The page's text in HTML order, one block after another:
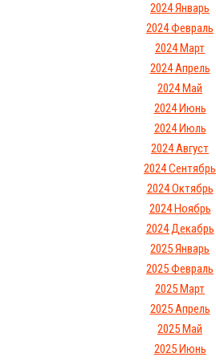
2024 Январь
2024 Февраль
2024 Март
2024 Апрель
2024 Май
2024 Июнь
2024 Июль
2024 Август
2024 Сентябрь
2024 Октябрь
2024 Ноябрь
2024 Декабрь
2025 Январь
2025 Февраль
2025 Март
2025 Апрель
2025 Май
2025 Июнь